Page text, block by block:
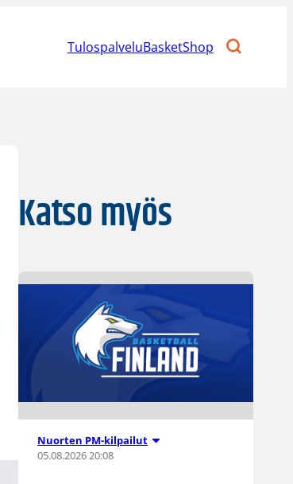
TulospalveluBasketShop
Katso myös
Nuorten PM-kilpailut
05.08.2026 20:08